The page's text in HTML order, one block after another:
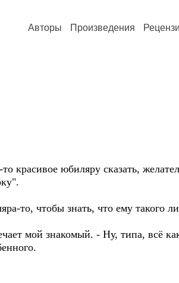
Авторы Произведения
красивое юбиляру сказать,
то, чтобы знать, что ему такого
мой знакомый. - Ну, типа, всё